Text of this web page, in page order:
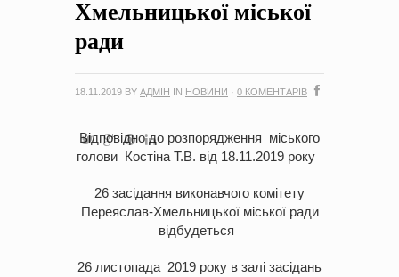
Хмельницької міської
ради
18.11.2019 BY АДМІН IN НОВИНИ · 0 КОМЕНТАРІВ
Відповідно до розпорядження міського
голови Костіна Т.В. від 18.11.2019 року
26 засідання виконавчого комітету
Переяслав-Хмельницької міської ради
відбудеться
26 листопада 2019 року в залі засідань